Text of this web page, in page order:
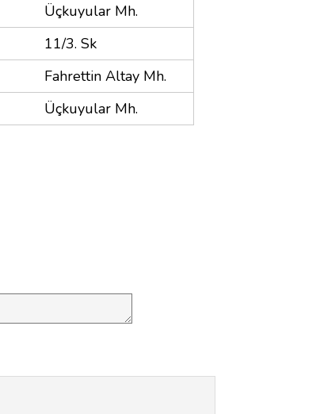
Üçkuyular Mh.
11/3. Sk
Fahrettin Altay Mh.
Üçkuyular Mh.